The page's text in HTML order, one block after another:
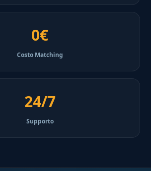
0€
Costo Matching
24/7
Supporto